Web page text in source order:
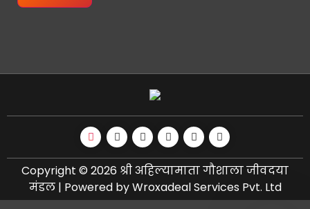
Copyright © 2026 श्री अहिल्यामाता गौशाला जीवदया
मंडल | Powered by Wroxadeal Services Pvt. Ltd